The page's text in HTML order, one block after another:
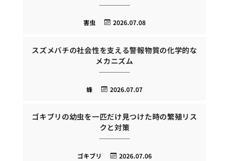
2026.07.08
害虫
スズメバチの社会性を支える警報物質の化学的な
メカニズム
2026.07.07
蜂
ゴキブリの幼虫を一匹だけ見つけた時の繁殖リス
クと対策
2026.07.06
ゴキブリ